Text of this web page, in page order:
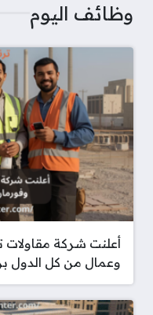
وظائف اليوم
أعلنت شركة
وعمال من كل الدول براتب